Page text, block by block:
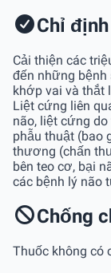
Chỉ định
Cải thiện các
đến những bệnh
khớp vai và thắt
Liệt cứng liên
não, liệt cứng
phẫu thuật (bao
thương (chấn
bên teo cơ, bại
các bệnh lý não
Chống
Thuốc không có